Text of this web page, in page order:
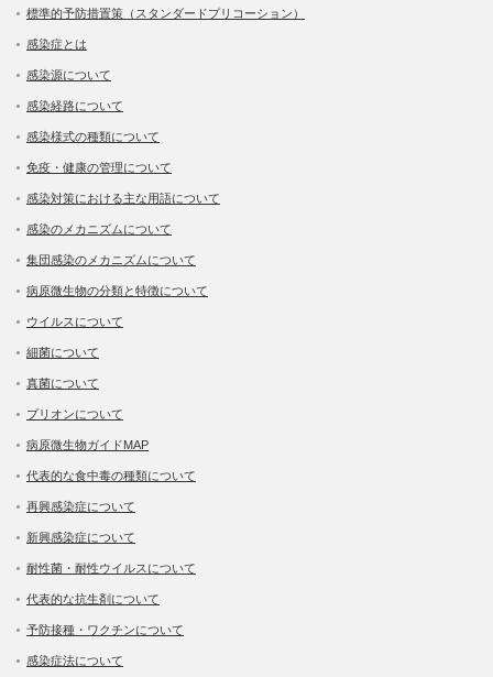
標準的予防措置策（スタンダードプリコーション）
感染症とは
感染源について
感染経路について
感染様式の種類について
免疫・健康の管理について
感染対策における主な用語について
感染のメカニズムについて
集団感染のメカニズムについて
病原微生物の分類と特徴について
ウイルスについて
細菌について
真菌について
プリオンについて
病原微生物ガイドMAP
代表的な食中毒の種類について
再興感染症について
新興感染症について
耐性菌・耐性ウイルスについて
代表的な抗生剤について
予防接種・ワクチンについて
感染症法について